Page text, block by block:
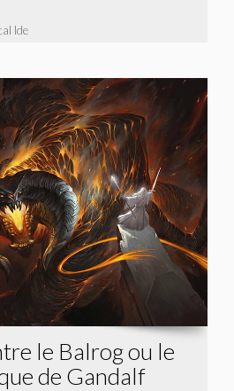
Ide
le Balrog ou le
de Gandalf